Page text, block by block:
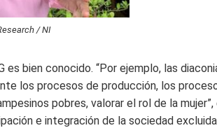
/ NI
bien conocido. “Por ejemplo, las
los procesos de producción, los
pobres, valorar el rol de la
e integración de la sociedad